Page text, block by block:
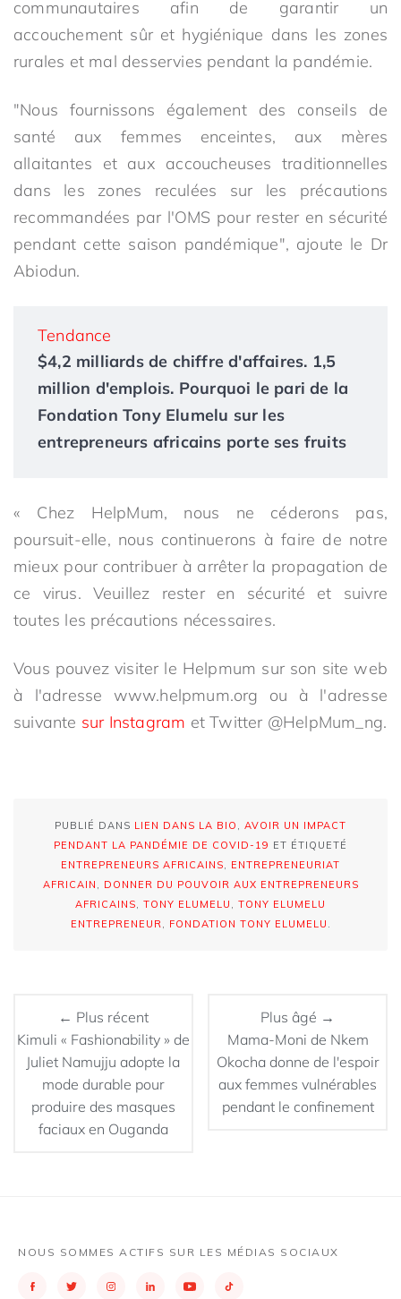
communautaires afin de garantir un
accouchement sûr et hygiénique dans les zones
rurales et mal desservies pendant la pandémie.
"Nous fournissons également des conseils de
santé aux femmes enceintes, aux mères
allaitantes et aux accoucheuses traditionnelles
dans les zones reculées sur les précautions
recommandées par l'OMS pour rester en sécurité
pendant cette saison pandémique", ajoute le Dr
Abiodun.
Tendance
$4,2 milliards de chiffre d'affaires. 1,5
million d'emplois. Pourquoi le pari de la
Fondation Tony Elumelu sur les
entrepreneurs africains porte ses fruits
« Chez HelpMum, nous ne céderons pas,
poursuit-elle, nous continuerons à faire de notre
mieux pour contribuer à arrêter la propagation de
ce virus. Veuillez rester en sécurité et suivre
toutes les précautions nécessaires.
Vous pouvez visiter le Helpmum sur son site web
à l'adresse www.helpmum.org ou à l'adresse
suivante sur Instagram et Twitter @HelpMum_ng.
PUBLIÉ DANS LIEN DANS LA BIO
AVOIR UN IMPACT
PENDANT LA PANDÉMIE DE COVID-19 ET ÉTIQUETÉ
ENTREPRENEURS AFRICAINS
ENTREPRENEURIAT
AFRICAIN
DONNER DU POUVOIR AUX ENTREPRENEURS
AFRICAINS
TONY ELUMELU
TONY ELUMELU
ENTREPRENEUR
FONDATION TONY ELUMELU
← Plus récent
Kimuli « Fashionability » de
Juliet Namujju adopte la
mode durable pour
produire des masques
faciaux en Ouganda
Plus âgé →
Mama-Moni de Nkem
Okocha donne de l'espoir
aux femmes vulnérables
pendant le confinement
NOUS SOMMES ACTIFS SUR LES MÉDIAS SOCIAUX